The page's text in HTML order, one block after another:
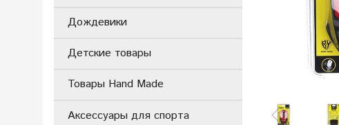
Дождевики
Детские товары
Товары Hand Made
Аксессуары для спорта